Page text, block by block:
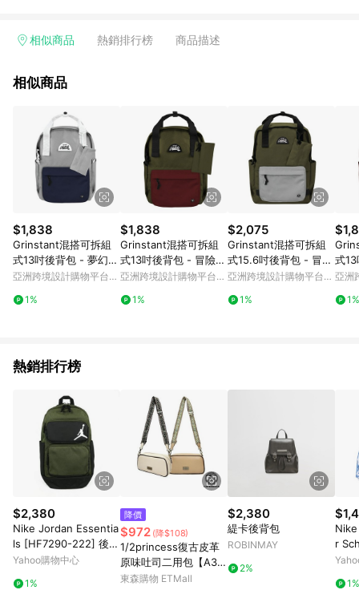
回饋訂單不得享有 Pinkoi 站方優惠，例如首購優惠，P coins，
行為，不具贈點資格，部分退款不在此限。 6. APP 請更新至
貨後 45 天後發送。 8. 群眾募資商品，禮物卡，開館保證金，補
運費，攤位費等不具贈點資格。 9. LINE 購物站上之商品規格、
顏色、價位、贈品如與 Pinkoi 商品資訊頁及購物車不符，以
Pinkoi 購物商品資訊頁及購物車標示為準。 10. 點數紅包使用規
則請以點數紅包活動說明為準。 11. 若於 LINE 購物前往 Pinkoi
頁面後才首次下載 Pinkoi APP 並完成訂單，不符合導購資格；承
上，首次下載 Pinkoi APP 後，需透過 LINE 購物前往 Pinkoi 頁
面，方享導購資格。
相似商品 熱銷排行榜 商品描述
相似商品
$1,838
Grinstant混搭可拆組
式13吋後背包 - 夢幻系
列 (淺灰色配海軍藍)
亞洲跨境設計購物平台
1%
$1,838
Grinstant混搭可拆組
式13吋後背包 - 冒險系
列 (軍綠色配深紅)
亞洲跨境設計購物平台
1%
$2,075
Grinstant混搭可拆組
式15.6吋後背包 - 冒險
系列 (軍綠配灰色)
亞洲跨境設計購物平台
1%
式
列 (
亞洲
1%
熱銷排行榜
$2,380
Nike Jordan Essentia
ls [HF7290-222] 後背
包 雙肩背 筆電包 喬丹
Yahoo購物中心
1%
降價
$972 (降$108)
1/2princess復古皮革
原味吐司二用包【A30
31】
東森購物 ETMall
$2,380
緹卡後背包
ROBINMAY
2%
r
袋
1%